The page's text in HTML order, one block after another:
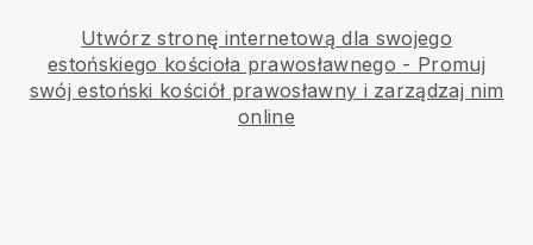
Utwórz stronę internetową dla swojego
estońskiego kościoła prawosławnego - Promuj
swój estoński kościół prawosławny i zarządzaj nim
online